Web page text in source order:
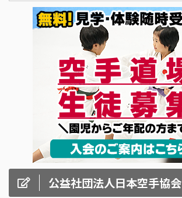
公益社団法人日本空手協会